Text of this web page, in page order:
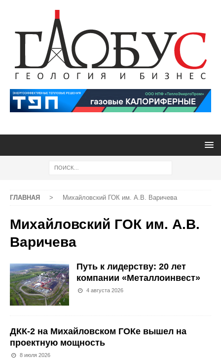
ГЛАВНАЯ > Михайловский ГОК им. А.В. Варичева
Михайловский ГОК им. А.В.
Варичева
Путь к лидерству: 20 лет
компании «Металлоинвест»
4 августа 2026
ДКК-2 на Михайловском ГОКе вышел на
проектную мощность
8 июля 2026